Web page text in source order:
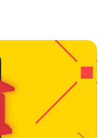
игровых
"свара", кубики